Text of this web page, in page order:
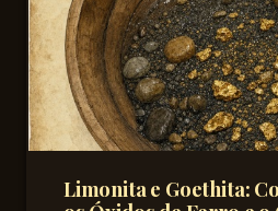
Limonita e Goethita: